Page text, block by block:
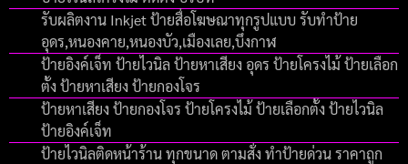
รับผลิตงาน Inkjet ป้ายสื่อโฆษณาทุกรูปแบบ รับทำป้าย
อุดร,หนองคาย,หนองบัว,เมืองเลย,บึงกาฬ
ป้ายอิงค์เจ็ท ป้ายไวนิล ป้ายหาเสียง อุดร ป้ายโครงไม้ ป้ายเลือก
ตั้ง ป้ายหาเสียง ป้ายกองโจร
ป้ายหาเสียง ป้ายกองโจร ป้ายโครงไม้ ป้ายเลือกตั้ง ป้ายไวนิล
ป้ายอิงค์เจ็ท
ป้ายไวนิลติดหน้าร้าน ทุกขนาด ตามสั่ง ทำป้ายด่วน ราคาถูก